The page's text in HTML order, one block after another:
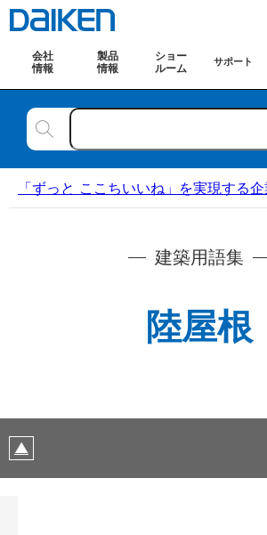
会社
情報
製品
情報
ショー
ルーム
サポート
「ずっと ここちいいね」を実現する
建築用語集
陸屋根